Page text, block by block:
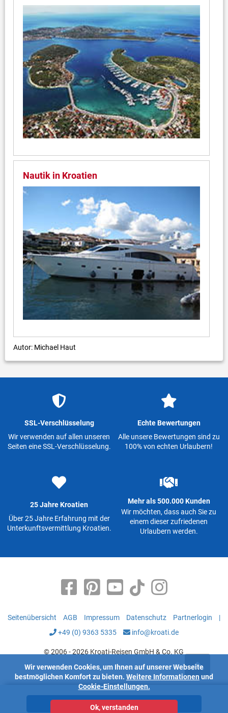
Nautik in Kroatien
Autor: Michael Haut
Unterkünfte
SSL-Verschlüsselung
Wir verwenden auf allen unseren
Seiten eine SSL-Verschlüsselung.
Echte Bewertungen
Alle unsere Bewertungen sind zu
100% von echten Urlaubern!
25 Jahre Kroatien
Über 25 Jahre Erfahrung mit der
Unterkunftsvermittlung Kroatien.
Mehr als 500.000 Kunden
Wir möchten, dass auch Sie zu
einem dieser zufriedenen
Urlaubern werden.
Seitenübersicht AGB Impressum Datenschutz Partnerlogin
|
+49 (0) 9363 5335
info@kroati.de
© 2006 - 2026 Kroati-Reisen GmbH & Co. KG
Wir verwenden Cookies, um Ihnen auf unserer Webseite
bestmöglichen Komfort zu bieten. Weitere Informationen und
Cookie-Einstellungen.
Ok, verstanden